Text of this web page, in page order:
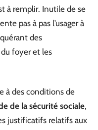
à remplir. Inutile de se
pas à pas l’usager à
des
foyer et les
à des conditions de
de la sécurité sociale,
justificatifs relatifs aux